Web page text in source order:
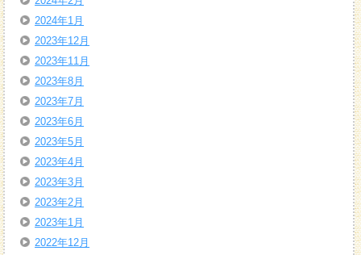
2024年1月
2023年12月
2023年11月
2023年8月
2023年7月
2023年6月
2023年5月
2023年4月
2023年3月
2023年2月
2023年1月
2022年12月